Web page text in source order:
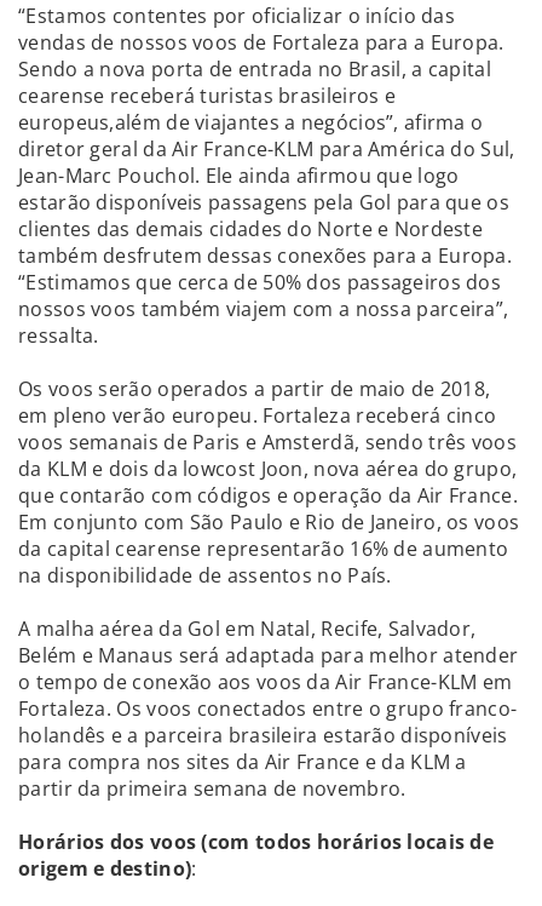
“Estamos contentes por oficializar o início das
vendas de nossos voos de Fortaleza para a Europa.
Sendo a nova porta de entrada no Brasil, a capital
cearense receberá turistas brasileiros e
europeus,além de viajantes a negócios”, afirma o
diretor geral da Air France-KLM para América do Sul,
Jean-Marc Pouchol. Ele ainda afirmou que logo
estarão disponíveis passagens pela Gol para que os
clientes das demais cidades do Norte e Nordeste
também desfrutem dessas conexões para a Europa.
“Estimamos que cerca de 50% dos passageiros dos
nossos voos também viajem com a nossa parceira”,
ressalta.
Os voos serão operados a partir de maio de 2018,
em pleno verão europeu. Fortaleza receberá cinco
voos semanais de Paris e Amsterdã, sendo três voos
da KLM e dois da lowcost Joon, nova aérea do grupo,
que contarão com códigos e operação da Air France.
Em conjunto com São Paulo e Rio de Janeiro, os voos
da capital cearense representarão 16% de aumento
na disponibilidade de assentos no País.
A malha aérea da Gol em Natal, Recife, Salvador,
Belém e Manaus será adaptada para melhor atender
o tempo de conexão aos voos da Air France-KLM em
Fortaleza. Os voos conectados entre o grupo franco-
holandês e a parceira brasileira estarão disponíveis
para compra nos sites da Air France e da KLM a
partir da primeira semana de novembro.
Horários dos voos (com todos horários locais de
origem e destino):